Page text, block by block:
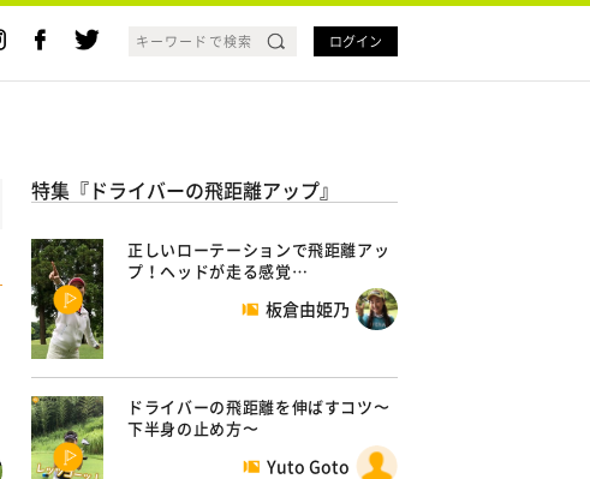
ログイン
特集『ドライバーの飛距離アップ』
正しいローテーションで飛距離アッ
プ！ヘッドが走る感覚…
板倉由姫乃
ドライバーの飛距離を伸ばすコツ〜
下半身の止め方〜
Yuto Goto